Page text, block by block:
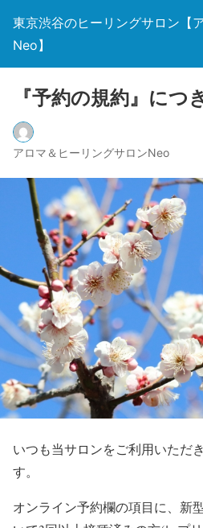
東京渋谷のヒーリングサロン【
Neo】
『予約の規約』につ
アロマ＆ヒーリングサロンNeo
いつも当サロンをご利用いただ
す。
オンライン予約欄の項目に、新